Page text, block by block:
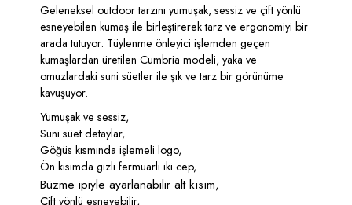
Geleneksel outdoor tarzını yumuşak, sessiz ve çift yönlü
esneyebilen kumaş ile birleştirerek tarz ve ergonomiyi bir
arada tutuyor. Tüylenme önleyici işlemden geçen
kumaşlardan üretilen Cumbria modeli, yaka ve
omuzlardaki suni süetler ile şık ve tarz bir görünüme
kavuşuyor.
Yumuşak ve sessiz,
Suni süet detaylar,
Göğüs kısmında işlemeli logo,
Ön kısımda gizli fermuarlı iki cep,
Büzme ipiyle ayarlanabilir alt kısım,
Çift yönlü esneyebilir,